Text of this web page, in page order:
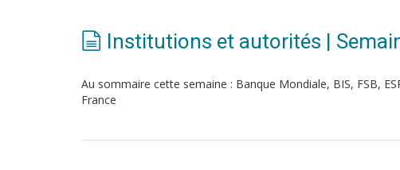
Institutions et autorités |
Au sommaire cette semaine : Banque Mondiale, BIS, FSB,
France